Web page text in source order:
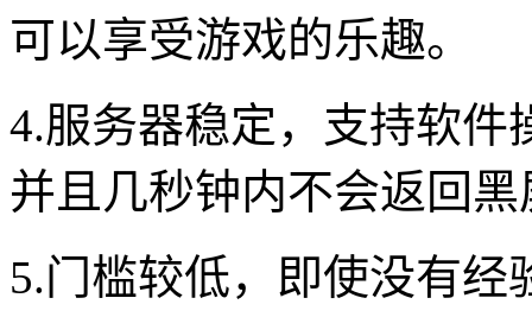
可以享受游戏的乐趣。
4.服务器稳定，支持软件
并且几秒钟内不会返回
5.门槛较低，即使没有经